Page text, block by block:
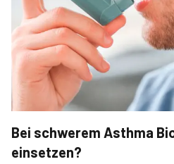
Bei schwerem Asthma
einsetzen?